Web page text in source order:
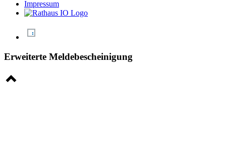
Impressum
Erweiterte Meldebescheinigung